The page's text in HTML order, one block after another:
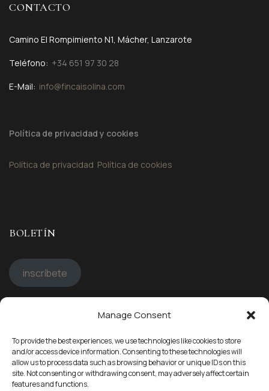
Manage Consent
To provide the best experiences, we use technologies like cookies to store
and/or access device information. Consenting to these technologies will
allow us to process data such as browsing behavior or unique IDs on this
site. Not consenting or withdrawing consent, may adversely affect certain
features and functions.
CONTACTO
Camino El Rompimiento N1, Mácher, Lanzarote
Teléfono: +34 651 97 30 28
E-Mail: info@fincaisolina.com
Política de privacidad y cookies
Política de privacidad Política de cookies
BOLETÍN
inscríbete
STAY CONNECTED
Síguenos en